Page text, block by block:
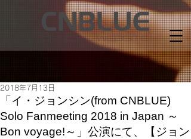
「イ・ジョンシン(from CNBLUE)
Solo Fanmeeting 2018 in Japan ～
Bon voyage!～」公演にて、【ジョン
2018年7月13日